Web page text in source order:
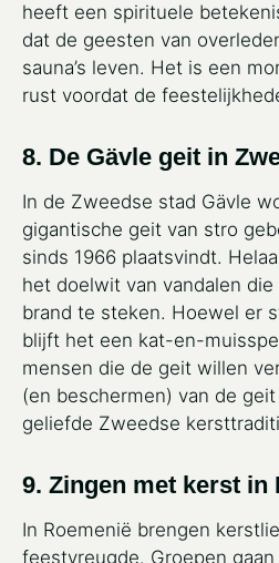
heeft een spirituele
dat de geesten van
sauna’s leven. Het is een
rust voordat de
8. De Gävle geit in
In de Zweedse stad Gävle
gigantische geit van stro
sinds 1966 plaatsvindt.
het doelwit van vandalen
brand te steken. Hoewel er
blijft het een kat-en-
mensen die de geit willen
(en beschermen) van de
geliefde Zweedse
9. Zingen met kerst in
In Roemenië brengen
feestvreugde. Groepen